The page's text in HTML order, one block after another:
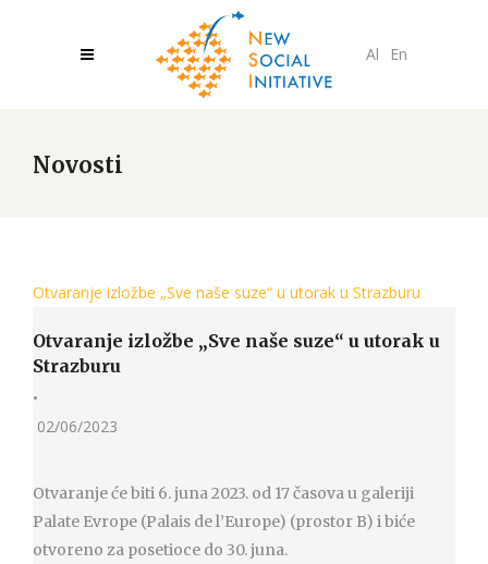
Al En
Novosti
Otvaranje izložbe „Sve naše suze“ u utorak u Strazburu
Otvaranje izložbe „Sve naše suze“ u utorak u
Strazburu
•
02/06/2023
Otvaranje će biti 6. juna 2023. od 17 časova u galeriji
Palate Evrope (Palais de l’Europe) (prostor B) i biće
otvoreno za posetioce do 30. juna.